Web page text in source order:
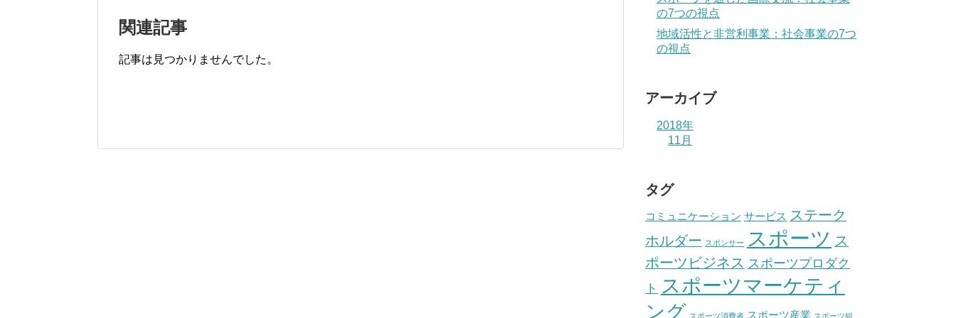
関連記事
記事は見つかりませんでした。
の7つの視点
地域活性と非営利事業：社会事業の7つ
の視点
アーカイブ
2018年
11月
タグ
コミュニケーション サービス ステーク
ホルダー スポンサー スポーツ ス
ポーツビジネス スポーツプロダク
ト スポーツマーケティ
ング スポーツ消費者 スポーツ産業 スポーツ組